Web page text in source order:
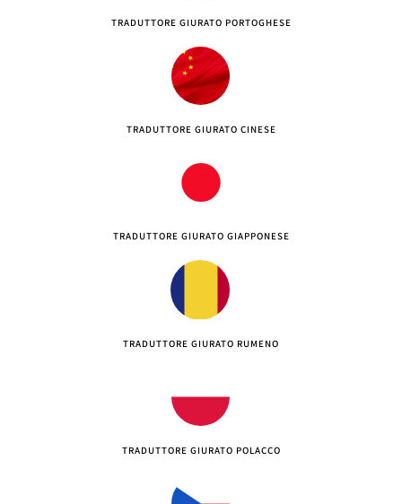
TRADUTTORE GIURATO PORTOGHESE
TRADUTTORE GIURATO CINESE
TRADUTTORE GIURATO GIAPPONESE
TRADUTTORE GIURATO RUMENO
TRADUTTORE GIURATO POLACCO